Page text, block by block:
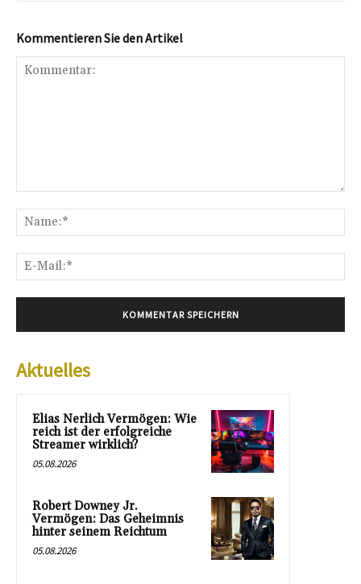
Kommentieren Sie den Artikel
Aktuelles
Elias Nerlich Vermögen: Wie
reich ist der erfolgreiche
Streamer wirklich?
05.08.2026
Robert Downey Jr.
Vermögen: Das Geheimnis
hinter seinem Reichtum
05.08.2026